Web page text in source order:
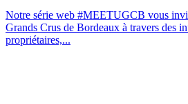
Notre série web #MEETUGCB vous
Grands Crus de Bordeaux à travers des
propriétaires,...